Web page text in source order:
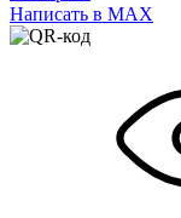
Написать в МАХ